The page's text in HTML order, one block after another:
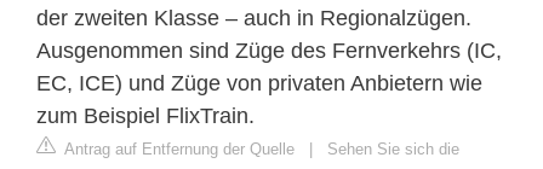
der zweiten Klasse – auch in Regionalzügen.
Ausgenommen sind Züge des Fernverkehrs (IC,
EC, ICE) und Züge von privaten Anbietern wie
zum Beispiel FlixTrain.
Antrag auf Entfernung der Quelle | Sehen Sie sich die